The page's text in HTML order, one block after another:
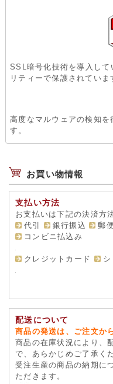
SSL暗号化技術を導入して
リティーで保護されていま
高度なマルウェアの検知を
す。
お買い物情報
支払い方法
お支払いは下記の決済方
代引
銀行振込
郵
コンビニ払込み
クレジットカード
配送について
商品の発送は、ご注文か
商品の在庫状況により、
で、あらかじめご了承く
受注生産の商品の納期に
ただきます。